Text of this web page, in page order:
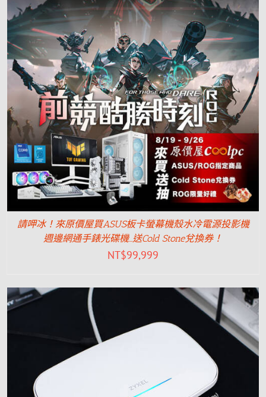
請呷冰！來原價屋買ASUS板卡螢幕機殼水冷電源投影機
週邊網通手錶光碟機…送Cold Stone兌換券！
NT$99,999